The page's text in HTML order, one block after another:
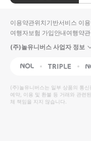
이용약관위치기반서비스 이
여행자보험 가입안내여행약관
(주)놀유니버스 사업자 정보
NOL Triple
(주)놀유니버스는 일부 상품의 통
예약, 이용 및 환불 등 거래와 관련
체 책임을 지지 않습니다.